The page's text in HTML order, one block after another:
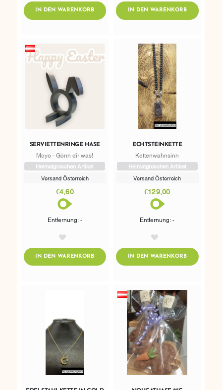
IN DEN WARENKORBADDTOCART IN DEN WARENKORBADDTOCART
SERVIETTENRINGE HASE
Moyo - Gönn dir was!
Heimatgroschen Artikel
Versand Österreich
€4,60
Entfernung: -
IN DEN WARENKORBADDTOCART
ECHTSTEINKETTE
Kettenwahnsinn
Heimatgroschen Artikel
Versand Österreich
€129,00
Entfernung: -
IN DEN WARENKORBADDTOCART